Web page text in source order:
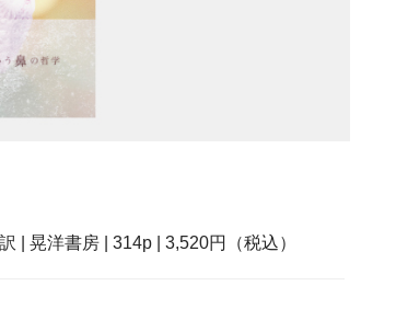
| 晃洋書房 | 314p | 3,520円（税込）